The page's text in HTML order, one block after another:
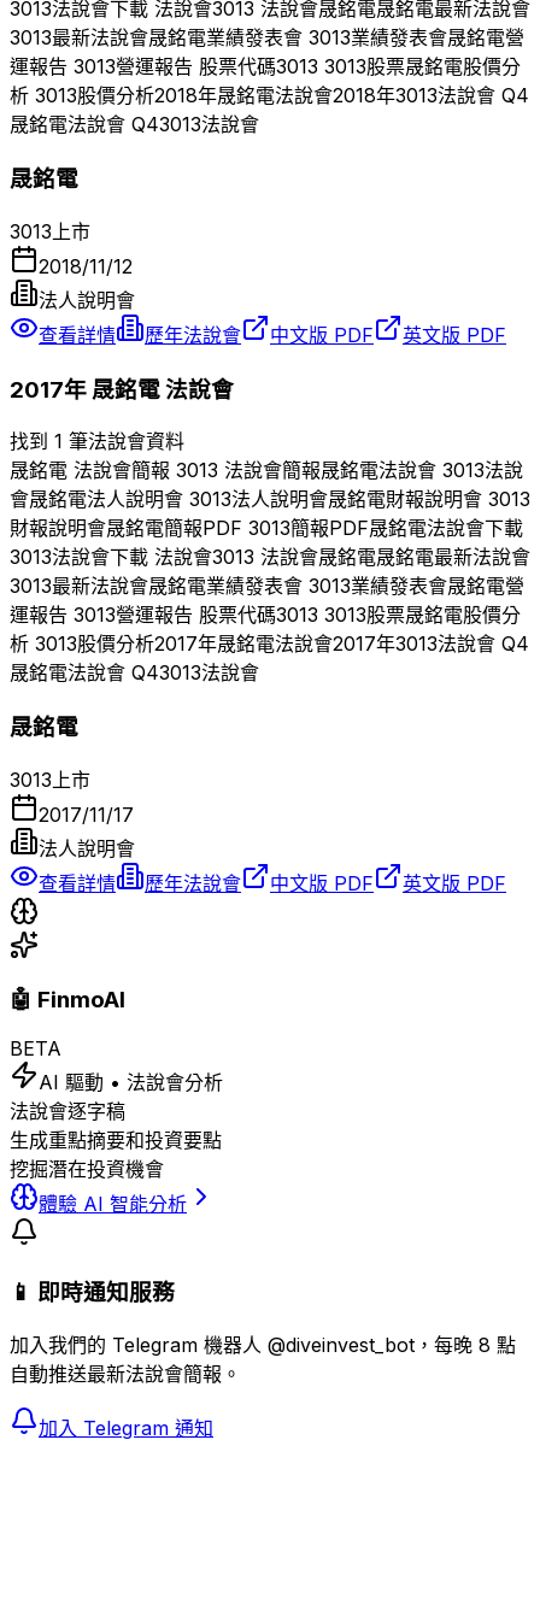
3013法說會下載 法說會3013 法說會晟銘電晟銘電最新法說會
3013最新法說會晟銘電業績發表會 3013業績發表會晟銘電營
運報告 3013營運報告 股票代碼3013 3013股票晟銘電股價分
析 3013股價分析2018年晟銘電法說會2018年3013法說會 Q4
晟銘電法說會 Q43013法說會
晟銘電
3013 上市
2018/11/12
法人說明會
查看詳情
歷年法說會 中文版 PDF 英文版 PDF
2017年 晟銘電法說會
找到 1 筆法說會資料
晟銘電 法說會簡報 3013 法說會簡報晟銘電法說會 3013法說
會晟銘電法人說明會 3013法人說明會晟銘電財報說明會 3013
財報說明會晟銘電簡報PDF 3013簡報PDF晟銘電法說會下載
3013法說會下載 法說會3013 法說會晟銘電晟銘電最新法說會
3013最新法說會晟銘電業績發表會 3013業績發表會晟銘電營
運報告 3013營運報告 股票代碼3013 3013股票晟銘電股價分
析 3013股價分析2017年晟銘電法說會2017年3013法說會 Q4
晟銘電法說會 Q43013法說會
晟銘電
3013 上市
2017/11/17
法人說明會
查看詳情
歷年法說會 中文版 PDF 英文版 PDF
🤖 FinmoAI
BETA
AI 驅動 • 法說會分析
法說會逐字稿
生成重點摘要和投資要點
挖掘潛在投資機會
體驗 AI 智能分析
📱 即時通知服務
加入我們的 Telegram 機器人 @diveinvest_bot，每晚 8 點
自動推送最新法說會簡報。
加入 Telegram 通知